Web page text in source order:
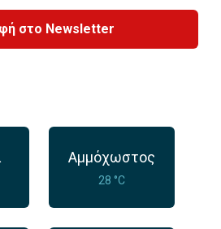
στο Newsletter
Αμμόχωστος
28 °C